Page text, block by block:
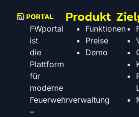
FWportal
ist
die
Plattform
für
moderne
Feuerwehrverwaltung
–
Produkt
Funktionen
Preise
Demo